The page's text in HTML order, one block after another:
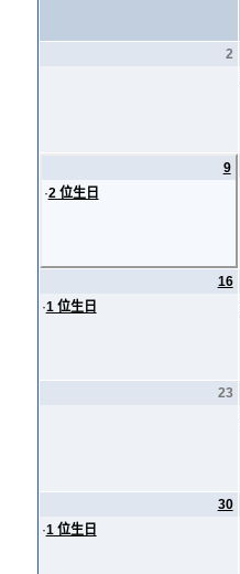
2
9
·2 位生日
16
·1 位生日
23
30
·1 位生日